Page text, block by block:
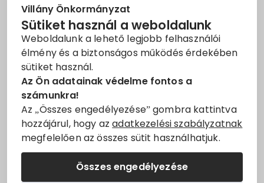
Villány Önkormányzat
Sütiket használ a weboldalunk
Weboldalunk a lehető legjobb felhasználói
élmény és a biztonságos működés érdekében
sütiket használ.
Az Ön adatainak védelme fontos a
számunkra!
Az „Összes engedélyezése” gombra kattintva
hozzájárul, hogy azadatkezelési szabályzatnak
megfelelően az összes sütit használhatjuk.
Összes engedélyezése
Rendelettár
Pályázatok
Dokumentumok
Állásajánlatok
Szolgáltatók
Turizmus
Áramszünet EON Információ
Tisztelt Ügyfelünk!
Tájékoztatjuk, hogy az áramszolgáltatást
időszakosan szüneteltetjük
2024.01.10-én 8 órától 15 óráig
A meghirdetett áramszünet oka:Karbantartási
munkálatok elvégzése